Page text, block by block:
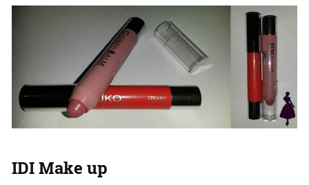
IDI Make up